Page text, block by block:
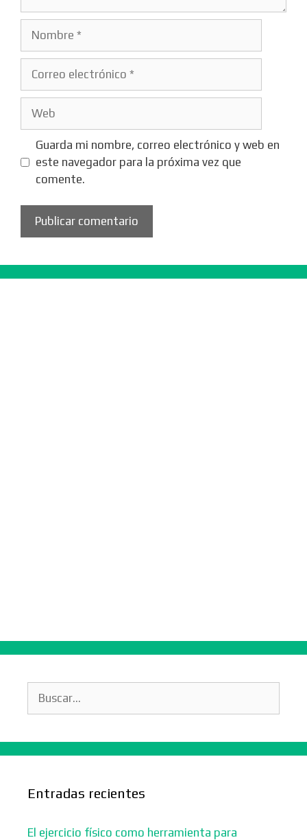
electrónico
Guarda mi nombre, correo electrónico y web en
este navegador para la próxima vez que
comente.
Entradas recientes
El ejercicio físico como herramienta para